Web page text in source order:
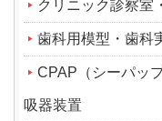
クリニック診察室
歯科用模型・歯科
CPAP（シーパッ
吸器装置